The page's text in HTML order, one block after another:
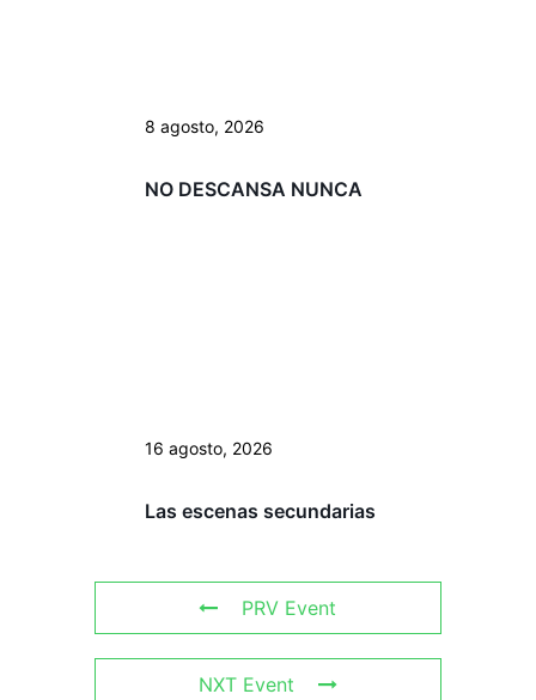
8 agosto, 2026
NO DESCANSA NUNCA
16 agosto, 2026
Las escenas secundarias
PRV Event
NXT Event